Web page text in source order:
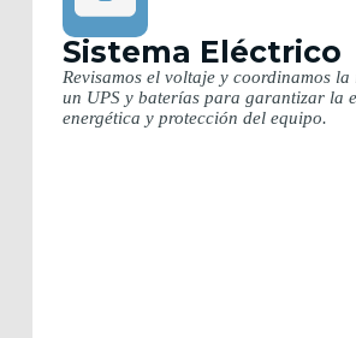
Sistema Eléctrico
Revisamos el voltaje y coordinamos
un UPS y baterías para garantizar la
energética y protección del equipo.